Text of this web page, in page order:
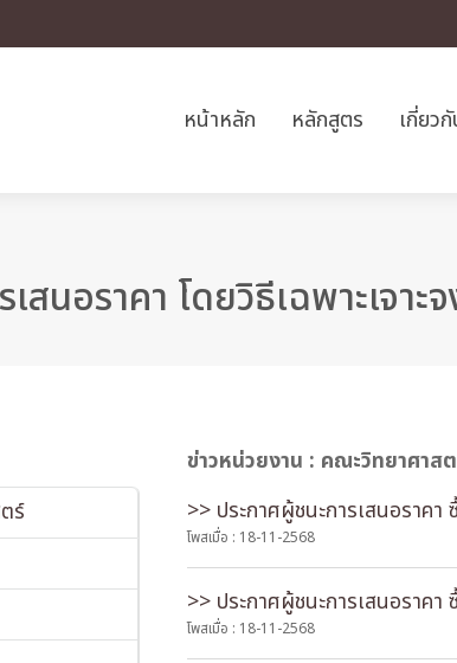
หน้าหลัก หลักสูตร เกี่ยว
สนอราคา โดยวิธีเฉพาะเจาะ
ร์
ข่าวหน่วยงาน : คณะวิทยาศาส
>> ประกาศผู้ชนะการเสนอราคา
โพสเมื่อ : 18-11-2568
>> ประกาศผู้ชนะการเสนอราคา
โพสเมื่อ : 18-11-2568